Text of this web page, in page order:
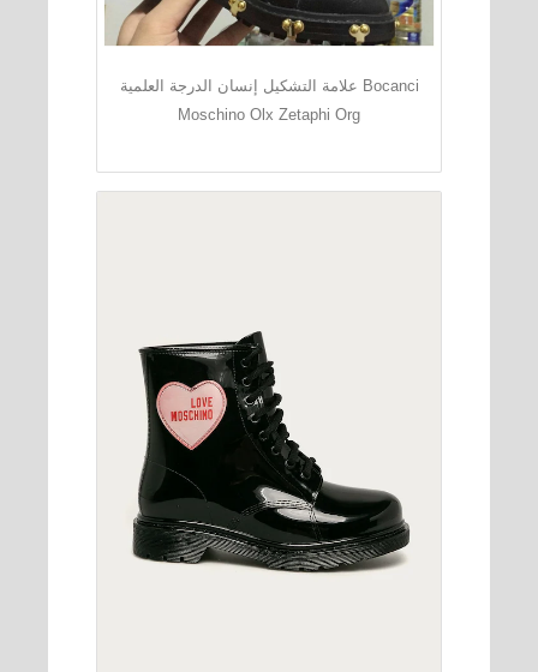
علامة التشكيل إنسان الدرجة العلمية Bocanci
Moschino Olx Zetaphi Org